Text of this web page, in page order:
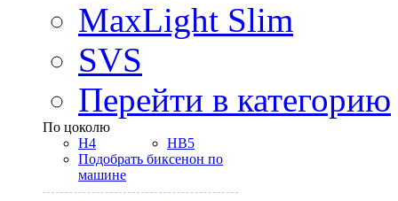
MaxLight Slim
SVS
Перейти в категорию
По цоколю
H4
HB5
Подобрать биксенон по
машине